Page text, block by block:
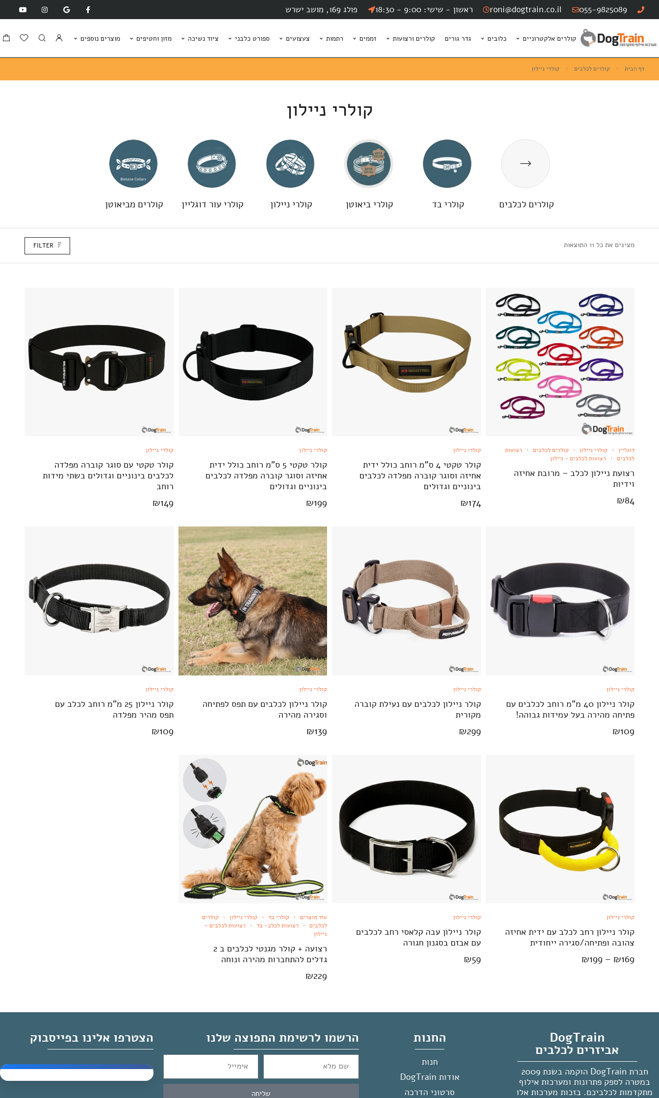
לתוכן 055-9825089
roni@dogtrain.co.il ראשון - שישי: 9:00 - 18:30 פולג 169, מושב ישרש
קולרים אלקטרוניים כלובים גדר גורים קולרים ורצועות זממים רתמות צעצועים ספורט כלבני ציוד נשיכה מזון וחטיפים מוצרים נוספים
דף הבית קולרים לכלבים קולרי ניילון
קולרי ניילון
קולרים לכלבים קולרי בד קולרי ביאוטן קולרי ניילון קולרי עור דוגליין קולרים מביאוטן
מציגים את כל ⁦11⁩ התוצאות FILTER
דוגליין קולרי ניילון קולרים לכלבים
רצועות
לכלבים
רצועות לכלבים - ניילון
רצועת ניילון לכלב – מרובת אחיזה
וידיות
₪84
קולרי ניילון
קולר טקטי 4 ס"מ רוחב כולל ידית
אחיזה וסוגר קוברה מפלדה לכלבים
בינוניים וגדולים
₪174
קולרי ניילון
קולר טקטי 5 ס"מ רוחב כולל ידית
אחיזה וסוגר קוברה מפלדה לכלבים
בינוניים וגדולים
₪199
קולרי ניילון
קולר טקטי עם סוגר קוברה מפלדה
לכלבים בינוניים וגדולים בשתי מידות
רוחב
₪149
קולרי ניילון
קולר ניילון 40 מ"מ רוחב לכלבים עם
פתיחה מהירה בעל עמידות גבוהה!
₪109
קולרי ניילון
קולר ניילון לכלבים עם נעילת קוברה
מקורית
₪299
קולרי ניילון
קולר ניילון לכלבים עם תפס לפתיחה
וסגירה מהירה
₪139
קולרי ניילון
קולר ניילון 25 מ"מ רוחב לכלב עם
תפס מהיר מפלדה
₪109
קולרי ניילון
קולר ניילון רחב לכלב עם ידית אחיזה
צהובה ופתיחה/סגירה ייחודית
₪169
–
₪199
קולרי ניילון
קולר ניילון עבה קלאסי רחב לכלבים
עם אבזם בסגנון חגורה
₪59
עוד מוצרים קולרי בד קולרי ניילון
קולרים
לכלבים
רצועות לכלב- בד
רצועות לכלבים -
ניילון
רצועה + קולר מגנטי לכלבים ב 2
גדלים להתחברות מהירה ונוחה
₪229
DogTrain
אביזרים לכלבים
חברת DogTrain הוקמה בשנת 2009
במטרה לספק פתרונות ומערכות אילוף
מתקדמות לכלביכם. בזכות מערכות אלו
החנות
חנות
אודות DogTrain
סרטוני הדרכה
הרשמו לרשימת התפוצה שלנו
שליחה
הצטרפו אלינו בפייסבוק